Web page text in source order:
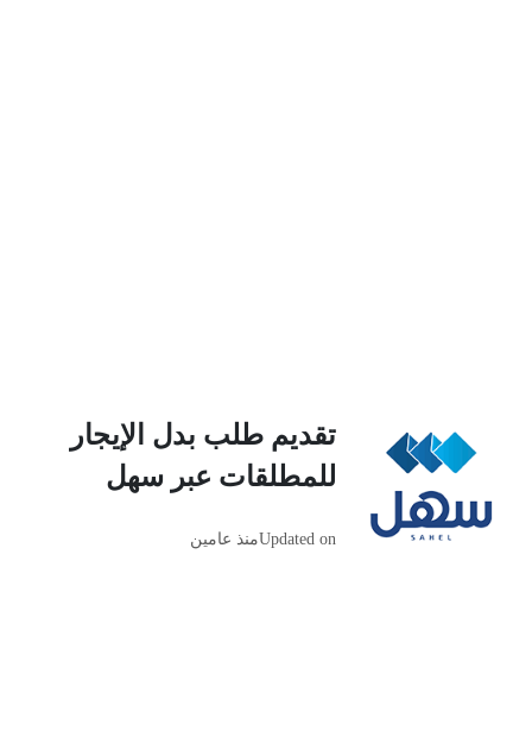
تقديم طلب بدل الإيجار
للمطلقات عبر سهل
Updated onمنذ عامين